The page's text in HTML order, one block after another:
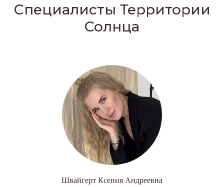
Специалисты Территории
Солнца
Швайгерт Ксения Андреевна